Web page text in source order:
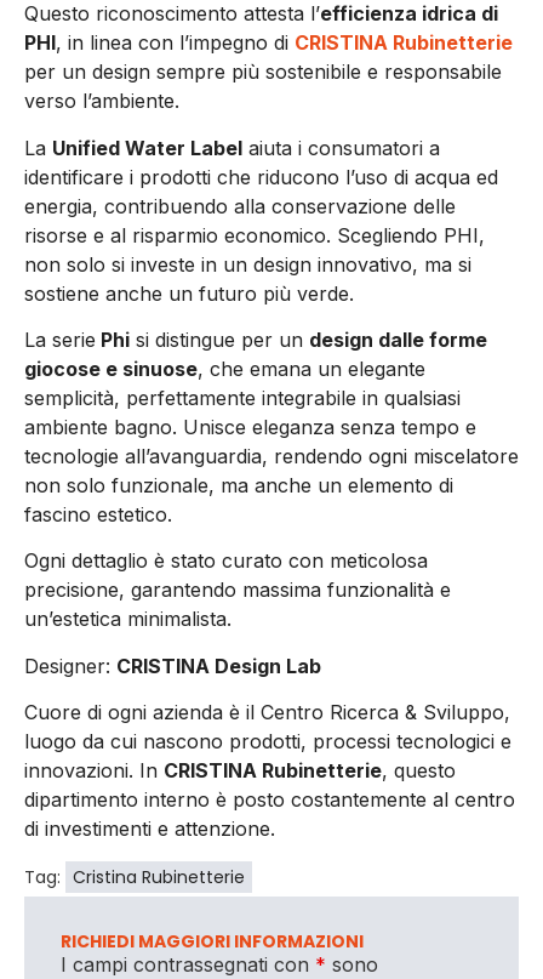
Questo riconoscimento attesta l’efficienza idrica di
PHI, in linea con l’impegno di CRISTINA Rubinetterie
per un design sempre più sostenibile e responsabile
verso l’ambiente.
La Unified Water Label aiuta i consumatori a
identificare i prodotti che riducono l’uso di acqua ed
energia, contribuendo alla conservazione delle
risorse e al risparmio economico. Scegliendo PHI,
non solo si investe in un design innovativo, ma si
sostiene anche un futuro più verde.
La serie Phi si distingue per un design dalle forme
giocose e sinuose, che emana un elegante
semplicità, perfettamente integrabile in qualsiasi
ambiente bagno. Unisce eleganza senza tempo e
tecnologie all’avanguardia, rendendo ogni miscelatore
non solo funzionale, ma anche un elemento di
fascino estetico.
Ogni dettaglio è stato curato con meticolosa
precisione, garantendo massima funzionalità e
un’estetica minimalista.
Designer: CRISTINA Design Lab
Cuore di ogni azienda è il Centro Ricerca & Sviluppo,
luogo da cui nascono prodotti, processi tecnologici e
innovazioni. In CRISTINA Rubinetterie, questo
dipartimento interno è posto costantemente al centro
di investimenti e attenzione.
Tag: Cristina Rubinetterie
RICHIEDI MAGGIORI INFORMAZIONI
I campi contrassegnati con * sono